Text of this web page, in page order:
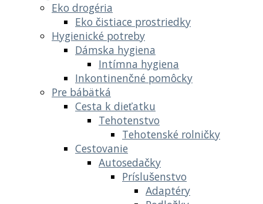
Eko drogéria
Eko čistiace prostriedky
Hygienické potreby
Dámska hygiena
Intímna hygiena
Inkontinenčné pomôcky
Pre bábätká
Cesta k dieťatku
Tehotenstvo
Tehotenské rolničky
Cestovanie
Autosedačky
Príslušenstvo
Adaptéry